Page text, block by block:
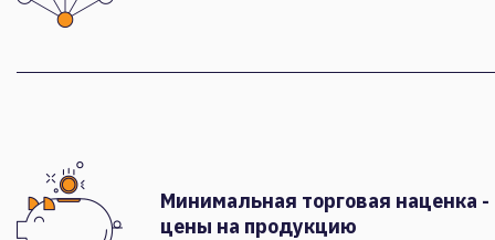
Минимальная торговая наценка
цены на продукцию